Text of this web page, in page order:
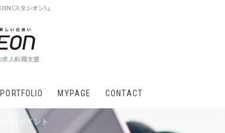
（スタシオン）」
求人転職支援
PORTFOLIO MYPAGE CONTACT
つのポイント